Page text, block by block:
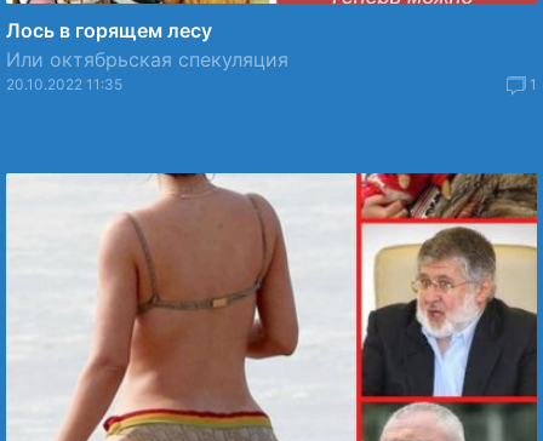
Лось в горящем лесу
Или октябрьская спекуляция
20.10.2022 11:35 1